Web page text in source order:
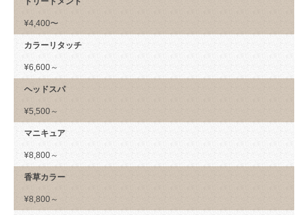
¥4,400〜
カラーリタッチ
¥6,600～
ヘッドスパ
¥5,500～
マニキュア
¥8,800～
香草カラー
¥8,800～